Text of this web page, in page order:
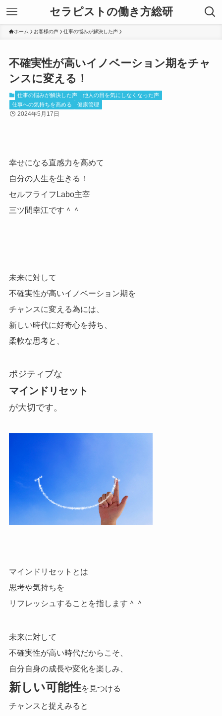
セラピストの働き方総研
ホーム お客様の声 仕事の悩みが解決した声
不確実性が高いイノベーション期をチャ
ンスに変える！
仕事の悩みが解決した声
他人の目を気にしなくなった声
仕事への気持ちを高める
健康管理
2024年5月17日
幸せになる直感力 を高めて
自分の人生を生きる！
セルフライフLabo主宰
三ツ間幸江です＾＾
未来に対して
不確実性が高いイノベーション期を
チャンスに変える為には、
新しい時代に好奇心を持ち、
柔軟な思考と、
ポジティブな
マインドリセット
が大切です。
マインドリセットとは
思考や気持ちを
リフレッシュすることを指します＾＾
未来に対して
不確実性が高い時代だからこそ、
自分自身の成長や変化を楽しみ、
新しい可能性を見つける
チャンスと捉えみると